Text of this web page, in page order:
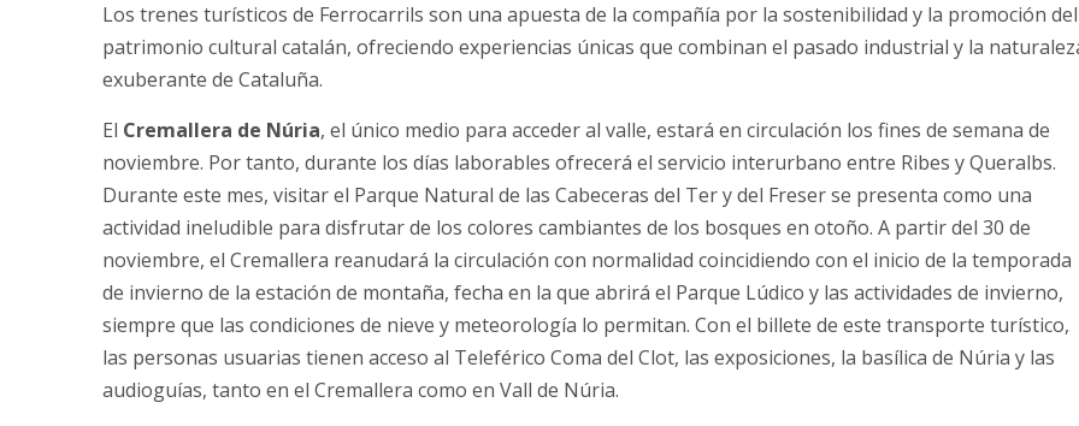
Los trenes turísticos de Ferrocarrils son una apuesta de la compañía por la sostenibilidad y la promoción del
patrimonio cultural catalán, ofreciendo experiencias únicas que combinan el pasado industrial y la
exuberante de Cataluña.
El Cremallera de Núria, el único medio para acceder al valle, estará en circulación los fines de semana de
noviembre. Por tanto, durante los días laborables ofrecerá el servicio interurbano entre Ribes y Queralbs.
Durante este mes, visitar el Parque Natural de las Cabeceras del Ter y del Freser se presenta como una
actividad ineludible para disfrutar de los colores cambiantes de los bosques en otoño. A partir del 30 de
noviembre, el Cremallera reanudará la circulación con normalidad coincidiendo con el inicio de la temporada
de invierno de la estación de montaña, fecha en la que abrirá el Parque Lúdico y las actividades de invierno,
siempre que las condiciones de nieve y meteorología lo permitan. Con el billete de este transporte turístico,
las personas usuarias tienen acceso al Teleférico Coma del Clot, las exposiciones, la basílica de Núria y las
audioguías, tanto en el Cremallera como en Vall de Núria.